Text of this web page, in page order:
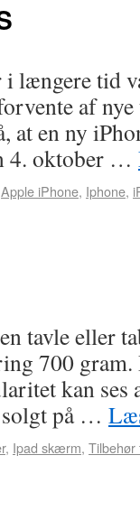
i længere tid
af
at en ny
4. oktober …
Apple iPhone, Iphone,
tavle eller
700 gram.
kan ses
på …
, Ipad skærm, Tilbehør